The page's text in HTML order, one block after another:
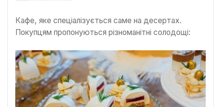
Кафе, яке спеціалізується саме на десертах.
Покупцям пропонуються різноманітні солодощі: